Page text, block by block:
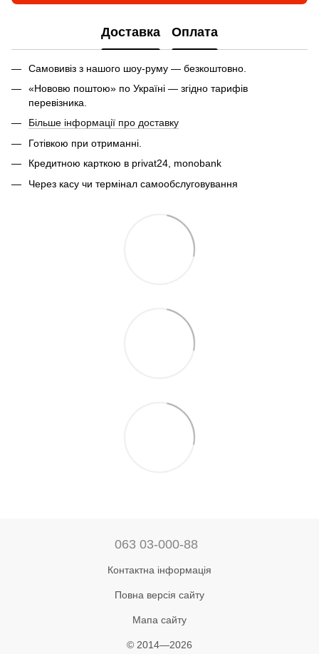
Доставка Оплата
Самовивіз з нашого шоу-руму — безкоштовно.
«Нововю поштою» по Україні — згідно тарифів
перевізника.
Більше інформації про доставку
Готівкою при отриманні.
Кредитною карткою в privat24, monobank
Через касу чи термінал самообслуговування
063 03-000-88
Контактна інформація
Повна версія сайту
Мапа сайту
© 2014—2026